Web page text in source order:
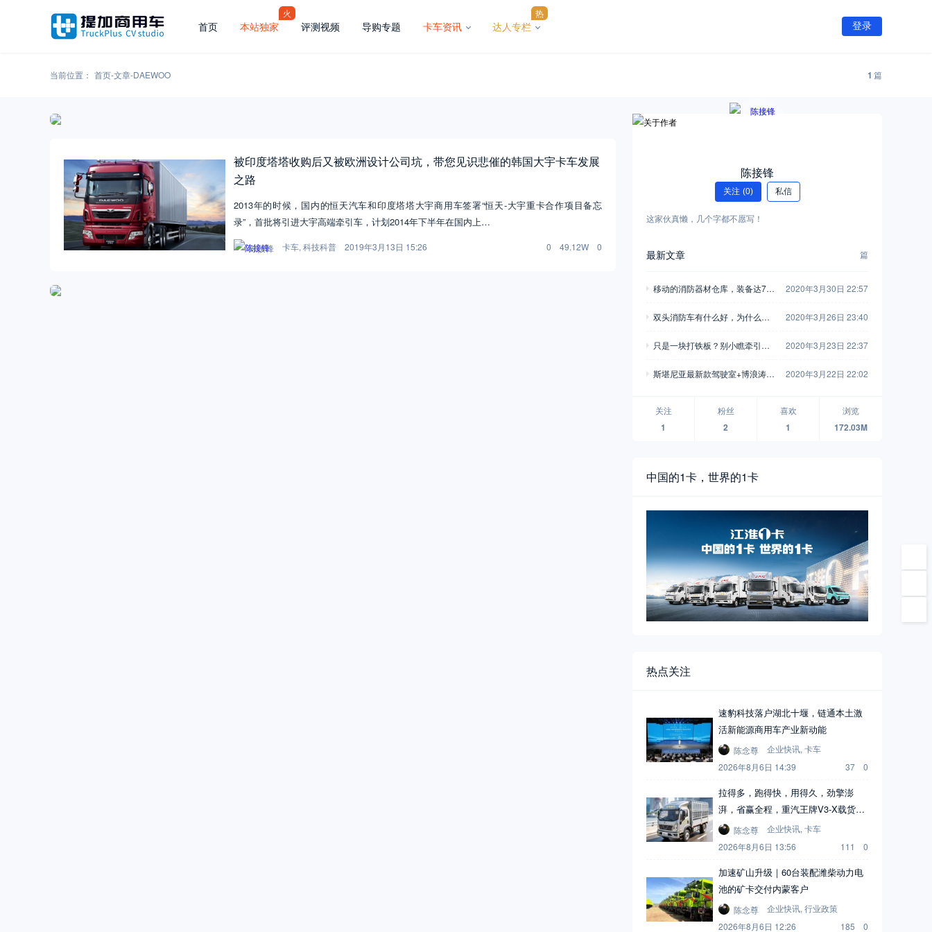
首页 本站独家
火
评测视频 导购专题 卡车资讯 达人专栏
热
登录
当前位置： 首页-文章-DAEWOO 1 篇
被印度塔塔收购后又被欧洲设计公司坑，带您见识悲催的韩国大宇卡车发展
之路
2013年的时候，国内的恒天汽车和印度塔塔大宇商用车签署“恒天-大宇重卡合作项目备忘
录”，首批将引进大宇高端牵引车，计划2014年下半年在国内上…
陈接锋 卡车, 科技科普 2019年3月13日 15:26 0 49.12W 0
陈接锋
关注 (0) 私信
这家伙真懒，几个字都不愿写！
最新文章 篇
移动的消防器材仓库，装备达700
拍
2020年3月30日 22:57
双头消防车有什么好，为什么售
消防车告诉你
2020年3月26日 23:40
只是一块打铁板？别小瞧牵引车
要多
2020年3月23日 22:37
斯堪尼亚最新款驾驶室+博浪涛专
消防车！
2020年3月22日 22:02
关注
1
粉丝
2
喜欢
1
浏览
172.03M
中国的1卡，世界的1卡
热点关注
速豹科技落户湖北十堰，链通本土激
活新能源商用车产业新动能
陈念尊 企业快讯, 卡车
2026年8月6日 14:39
37 0
拉得多，跑得快，用得久，劲擎澎
湃，省赢全程，重汽王牌V3-X载货
车！陈念尊 企业快讯, 卡车
2026年8月6日 13:56
111 0
加速矿山升级｜60台装配潍柴动力电
池的矿卡交付内蒙客户
陈念尊 企业快讯, 行业政策
2026年8月6日 12:26
185 0